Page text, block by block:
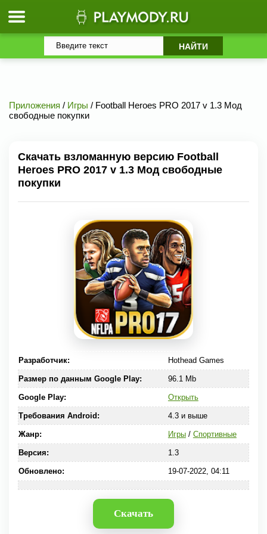
Приложения / Игры / Football Heroes PRO 2017 v 1.3 Мод
свободные покупки
Скачать взломанную версию Football
Heroes PRO 2017 v 1.3 Мод свободные
покупки
Разработчик: Hothead Games
Размер по данным Google Play: 96.1 Mb
Google Play: Открыть
Требования Android: 4.3 и выше
Жанр: Игры/ Спортивные
Версия: 1.3
Обновлено: 19-07-2022, 04:11
Скачать